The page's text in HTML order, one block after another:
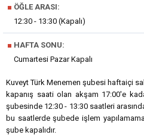
■ ÖĞLE ARASI:
12:30 - 13:30 (Kapalı)
■ HAFTA SONU:
Cumartesi Pazar Kapalı
Kuveyt Türk Menemen şubesi haftaiçi
kapanış saati olan akşam 17:00'e
şubesinde 12:30 - 13:30 saatleri
bu saatlerde şubede işlem
şube kapalıdır.